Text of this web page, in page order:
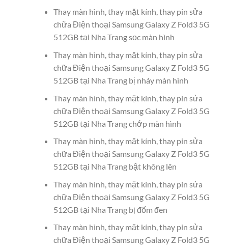
Thay màn hình, thay mặt kính, thay pin sửa
chữa Điện thoại Samsung Galaxy Z Fold3 5G
512GB tại Nha Trang sọc màn hình
Thay màn hình, thay mặt kính, thay pin sửa
chữa Điện thoại Samsung Galaxy Z Fold3 5G
512GB tại Nha Trang bị nháy màn hình
Thay màn hình, thay mặt kính, thay pin sửa
chữa Điện thoại Samsung Galaxy Z Fold3 5G
512GB tại Nha Trang chớp màn hình
Thay màn hình, thay mặt kính, thay pin sửa
chữa Điện thoại Samsung Galaxy Z Fold3 5G
512GB tại Nha Trang bật không lên
Thay màn hình, thay mặt kính, thay pin sửa
chữa Điện thoại Samsung Galaxy Z Fold3 5G
512GB tại Nha Trang bị đốm đen
Thay màn hình, thay mặt kính, thay pin sửa
chữa Điện thoại Samsung Galaxy Z Fold3 5G